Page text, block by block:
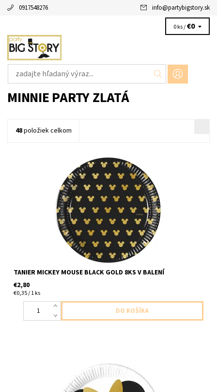
0917548276 info@partybigstory.sk
0 ks /€0
MINNIE PARTY ZLATÁ
48položiek celkom
Papierový tanier mickey mouse cierno zlaty 8ks v baleni velkost
TANIER MICKEY MOUSE BLACK GOLD 8KS V BALENÍ
€2,80
€0,35 / 1 ks
papierový tanier Minnie bielo zlaty 8ks v baleni velkost 19,5cm